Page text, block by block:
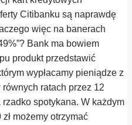
Citibanku są naprawdę
więc na banerach
Bank ma bowiem
produkt przedstawić
wypłacamy pieniądze z
równych ratach przez 12
spotykana. W każdym
możemy otrzymać